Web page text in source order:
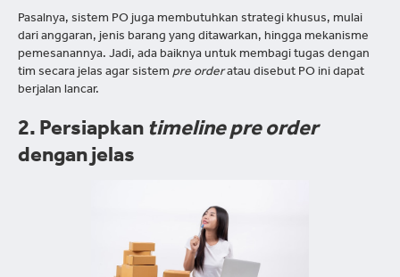
Pasalnya, sistem PO juga membutuhkan strategi khusus, mulai
dari anggaran, jenis barang yang ditawarkan, hingga mekanisme
pemesanannya. Jadi, ada baiknya untuk membagi tugas dengan
tim secara jelas agar sistem pre orderatau disebut PO ini dapat
berjalan lancar.
2. Persiapkan timelinepre order
dengan jelas